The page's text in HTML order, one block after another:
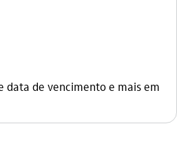
data de vencimento e mais em